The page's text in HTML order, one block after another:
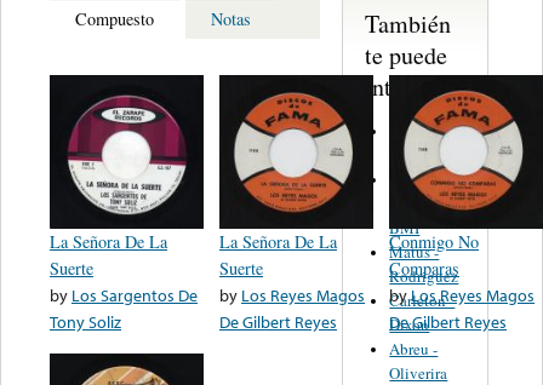
Compuesto Notas
La Señora De La
Suerte
by Los Sargentos De
Tony Soliz
La Señora De La
Suerte
by Los Reyes Magos
De Gilbert Reyes
Conmigo No
Comparas
byLos Reyes Magos
De Gilbert Reyes
También
te puede
interesar...
Martinez,
Felipe
Performance
Music Co.
BMI
Matus -
Rodriguez
Carleton -
Dixon
Abreu -
Oliverira